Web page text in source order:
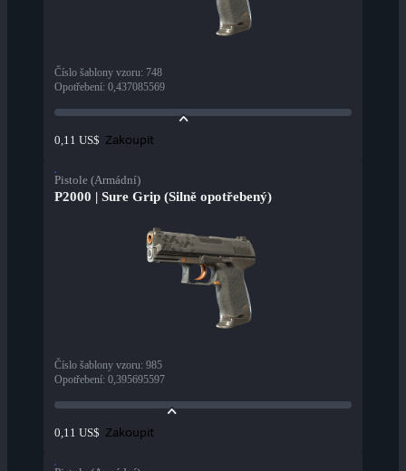
Číslo šablony vzoru: 748
Opotřebení: 0,437085569
0,11 US$ Zakoupit
Pistole (Armádní)
P2000 | Sure Grip (Silně opotřebený)
Číslo šablony vzoru: 985
Opotřebení: 0,395695597
0,11 US$ Zakoupit